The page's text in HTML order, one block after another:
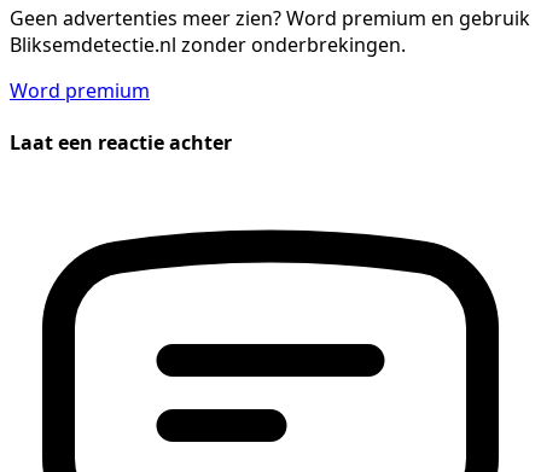
Geen advertenties meer zien?Word premium en gebruik
Bliksemdetectie.nl zonder onderbrekingen.
Word premium
Laat een reactie achter